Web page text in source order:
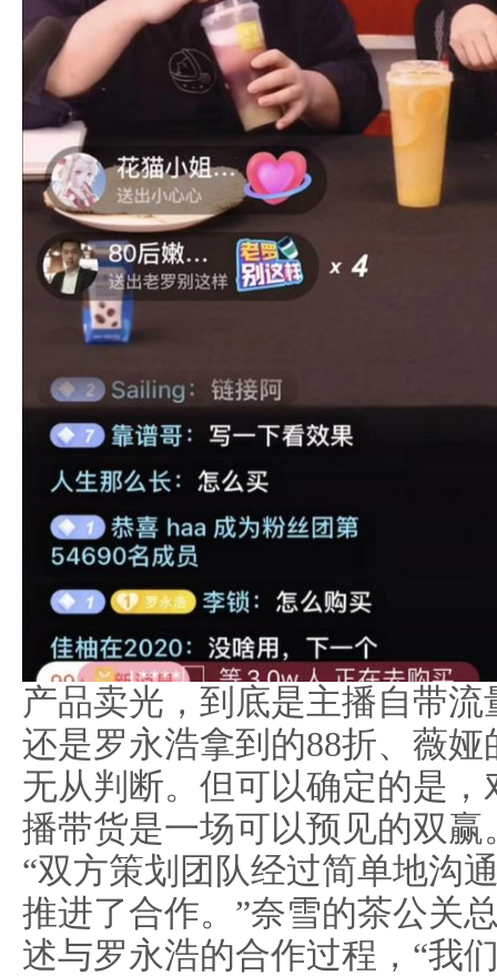
产品卖光，到底是主播自带
还是罗永浩拿到的88折、薇
无从判断。但可以确定的是
播带货是一场可以预见的双赢
“双方策划团队经过简单地沟
推进了合作。”奈雪的茶公关
述与罗永浩的合作过程，“我